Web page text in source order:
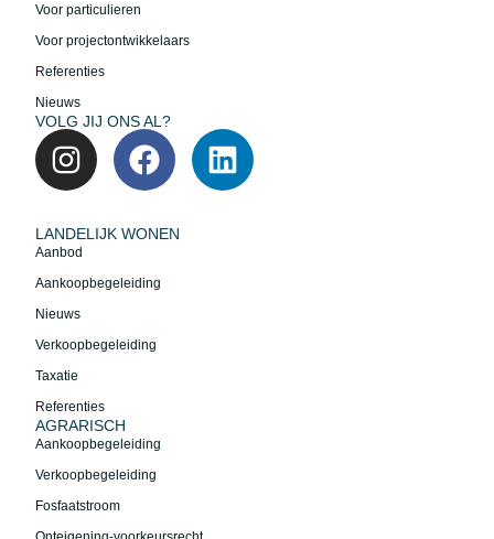
Voor particulieren
Voor projectontwikkelaars
Referenties
Nieuws
VOLG JIJ ONS AL?
LANDELIJK WONEN
Aanbod
Aankoopbegeleiding
Nieuws
Verkoopbegeleiding
Taxatie
Referenties
AGRARISCH
Aankoopbegeleiding
Verkoopbegeleiding
Fosfaatstroom